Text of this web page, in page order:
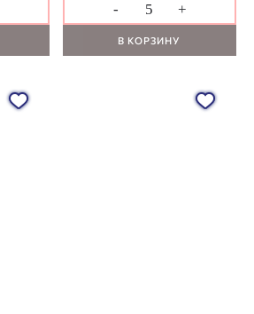
- +
В КОРЗИНУ